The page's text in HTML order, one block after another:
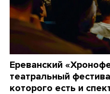
Ереванский
театральный
которого есть и